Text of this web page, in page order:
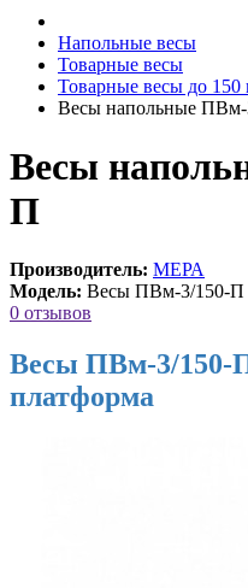
Напольные весы
Товарные весы
Товарные весы до 150
Весы напольные
Весы
П
Производитель: МЕРА
Модель: Весы ПВм-3/150-П
0 отзывов
Весы ПВм-3/150-
платформа